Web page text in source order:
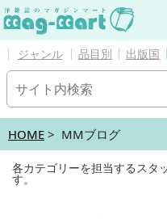
ジャンル 品目別 出版国
HOME > MMブログ
各カテゴリーを担当するスタ
す。